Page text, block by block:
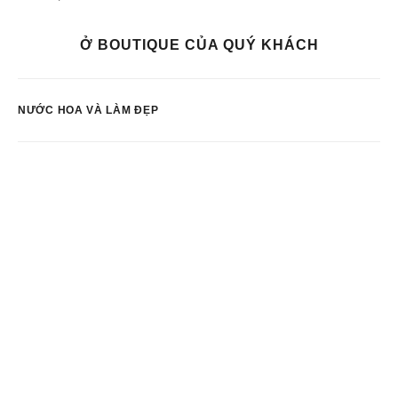
Ở BOUTIQUE CỦA QUÝ KHÁCH
NƯỚC HOA VÀ LÀM ĐẸP